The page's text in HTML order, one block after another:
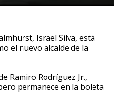
Israel Silva, está
el nuevo alcalde de la
Ramiro Rodríguez Jr.,
permanece en la boleta